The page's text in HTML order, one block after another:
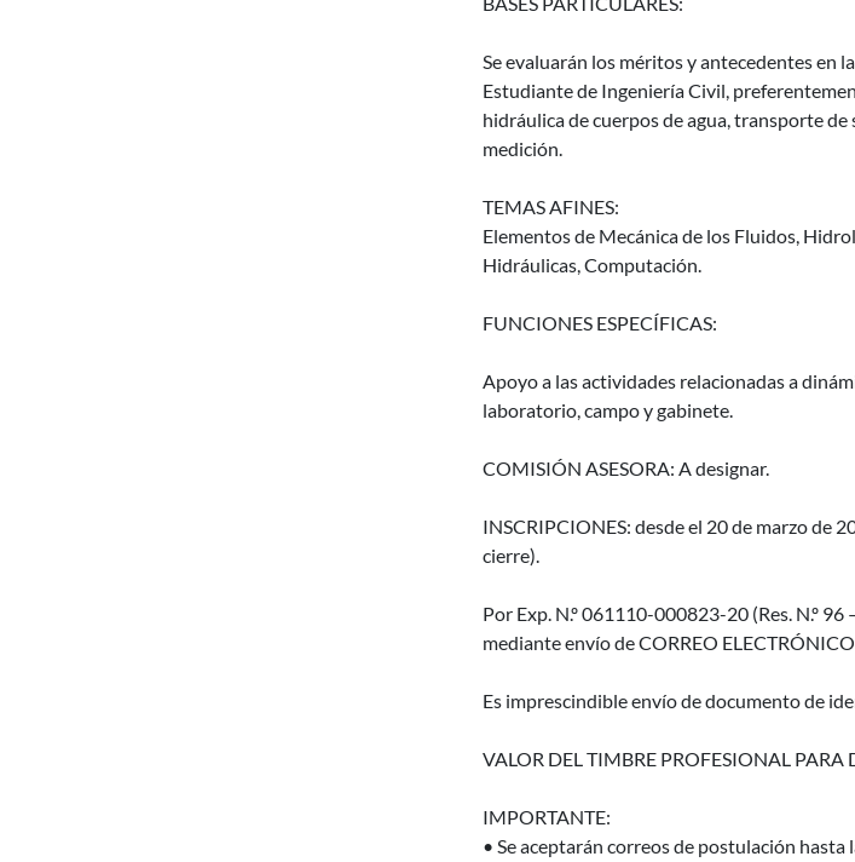
Se evaluarán los méritos y antecedentes en
Estudiante de Ingeniería Civil,
hidráulica de cuerpos de agua, transporte
medición.
TEMAS AFINES:
Elementos de Mecánica de los Fluidos,
Hidráulicas, Computación.
FUNCIONES ESPECÍFICAS:
Apoyo a las actividades relacionadas a
laboratorio, campo y gabinete.
COMISIÓN ASESORA: A designar.
INSCRIPCIONES: desde el 20 de marzo de
cierre).
Por Exp. N.º 061110-000823-20 (Res. N.º
mediante envío de CORREO
Es imprescindible envío de documento de
VALOR DEL TIMBRE PROFESIONAL
IMPORTANTE:
• Se aceptarán correos de postulación hasta